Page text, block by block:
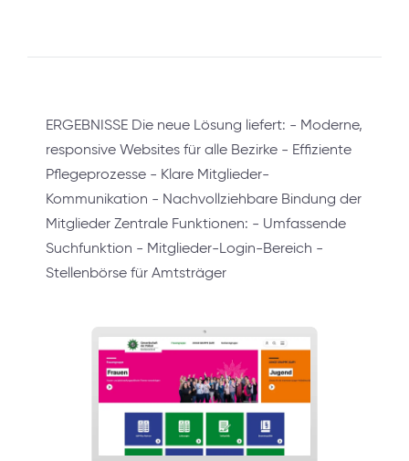
ERGEBNISSE Die neue Lösung liefert: - Moderne,
responsive Websites für alle Bezirke - Effiziente
Pflegeprozesse - Klare Mitglieder-
Kommunikation - Nachvollziehbare Bindung der
Mitglieder Zentrale Funktionen: - Umfassende
Suchfunktion - Mitglieder-Login-Bereich -
Stellenbörse für Amtsträger